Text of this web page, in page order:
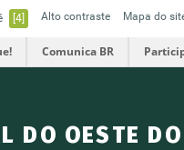
[4] Alto contraste Mapa do
Comunica BR
DO OESTE